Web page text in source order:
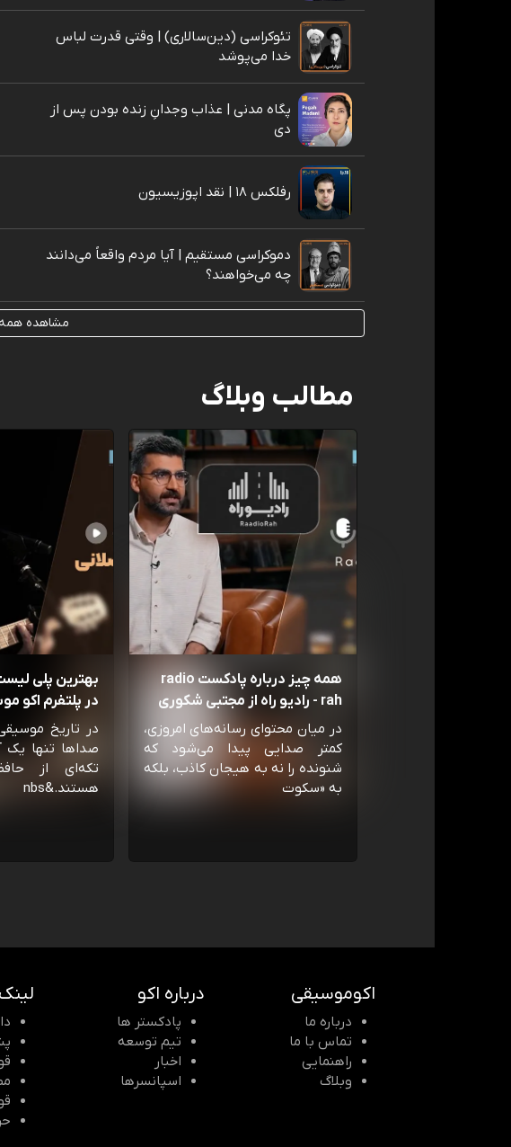
تئوکراسی (دین‌سالاری) | وقتی قدرت لباس
خدا می‌پوشد
پگاه مدنی | عذاب وجدانِ زنده بودن پس از
دی
رفلکس ۱۸ | نقد اپوزیسیون
دموکراسی مستقیم | آیا مردم واقعاً می‌دانند
چه می‌خواهند؟
مشاهده
مطالب وبلاگ
همه چیز درباره پادکست radio
rah - رادیو راه از مجتبی شکوری
در میان محتوای رسانه‌های امروزی،
کمتر صدایی پیدا می‌شود که
شنونده را نه به هیجان کاذب، بلکه
به «سکوت
بهترین پلی
در پلتفرم اکو
در تاریخ
صداها تنها یک
تکه‌ای از
هستند.&nbs
اکوموسیقی
درباره ما
تماس با ما
راهنمایی
وبلاگ
درباره اکو
پادکستر ها
تیم توسعه
اخبار
اسپانسرها